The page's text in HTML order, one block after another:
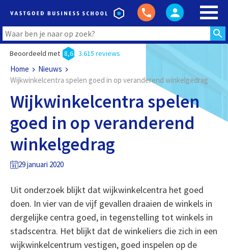
Beoordeeld met 8,6 3.615 reviews
Home
Nieuws
Wijkwinkelcentra spelen goed in op veranderend winkelgedrag
Wijkwinkelcentra spelen
goed in op veranderend
winkelgedrag
29 januari 2020
Uit onderzoek blijkt dat wijkwinkelcentra het goed
doen. In vier van de vijf gevallen draaien de winkels in
dergelijke centra goed, in tegenstelling tot winkels in
stadscentra. Het blijkt dat de winkeliers die zich in een
wijkwinkelcentrum vestigen, goed inspelen op de